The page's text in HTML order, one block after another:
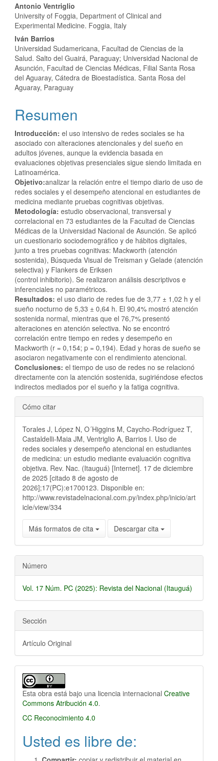
Antonio Ventriglio
University of Foggia, Department of Clinical and
Experimental Medicine. Foggia, Italy
Iván Barrios
Universidad Sudamericana, Facultad de Ciencias de la
Salud. Salto del Guairá, Paraguay; Universidad Nacional de
Asunción, Facultad de Ciencias Médicas, Filial Santa Rosa
del Aguaray, Cátedra de Bioestadística. Santa Rosa del
Aguaray, Paraguay
Resumen
Introducción: el uso intensivo de redes sociales se ha
asociado con alteraciones atencionales y del sueño en
adultos jóvenes, aunque la evidencia basada en
evaluaciones objetivas presenciales sigue siendo limitada en
Latinoamérica.
Objetivo:analizar la relación entre el tiempo diario de uso de
redes sociales y el desempeño atencional en estudiantes de
medicina mediante pruebas cognitivas objetivas.
Metodología: estudio observacional, transversal y
correlacional en 73 estudiantes de la Facultad de Ciencias
Médicas de la Universidad Nacional de Asunción. Se aplicó
un cuestionario sociodemográfico y de hábitos digitales,
junto a tres pruebas cognitivas: Mackworth (atención
sostenida), Búsqueda Visual de Treisman y Gelade (atención
selectiva) y Flankers de Eriksen
(control inhibitorio). Se realizaron análisis descriptivos e
inferenciales no paramétricos.
Resultados: el uso diario de redes fue de 3,77 ± 1,02 h y el
sueño nocturno de 5,33 ± 0,64 h. El 90,4% mostró atención
sostenida normal, mientras que el 76,7% presentó
alteraciones en atención selectiva. No se encontró
correlación entre tiempo en redes y desempeño en
Mackworth (r = 0,154; p = 0,194). Edad y horas de sueño se
asociaron negativamente con el rendimiento atencional.
Conclusiones: el tiempo de uso de redes no se relacionó
directamente con la atención sostenida, sugiriéndose efectos
indirectos mediados por el sueño y la fatiga cognitiva.
Detalles
del
artículo
Cómo citar
Torales J, López N, O´Higgins M, Caycho-Rodríguez T,
Castaldelli-Maia JM, Ventriglio A, Barrios I. Uso de
redes sociales y desempeño atencional en estudiantes
de medicina: un estudio mediante evaluación cognitiva
objetiva. Rev. Nac. (Itauguá) [Internet]. 17 de diciembre
de 2025 [citado 8 de agosto de
2026];17(PC):e1700123. Disponible en:
http://www.revistadelnacional.com.py/index.php/inicio/art
icle/view/334
Más formatos de cita Descargar cita
Número
Vol. 17 Núm. PC (2025): Revista del Nacional (Itauguá)
Sección
Artículo Original
Esta obra está bajo una licencia internacional Creative
Commons Atribución 4.0.
CC Reconocimiento 4.0
Usted es libre de: